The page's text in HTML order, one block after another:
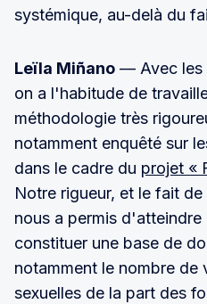
systémique, au-delà du
Leïla Miñano — Avec les
on a l'habitude de
méthodologie très
notamment enquêté sur
dans le cadre du projet «
Notre rigueur, et le fait
nous a permis
constituer une base de
notamment le nombre de
sexuelles de la part des